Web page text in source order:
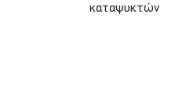
καταψυκτών